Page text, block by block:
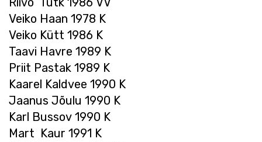
Veiko Haan 1978 K
Veiko Kütt 1986 K
Taavi Havre 1989 K
Priit Pastak 1989 K
Kaarel Kaldvee 1990 K
Jaanus Jõulu 1990 K
Karl Bussov 1990 K
Mart Kaur 1991 K